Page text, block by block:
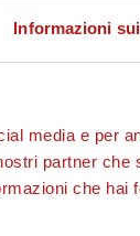
Informazioni
media e per
partner che
che hai